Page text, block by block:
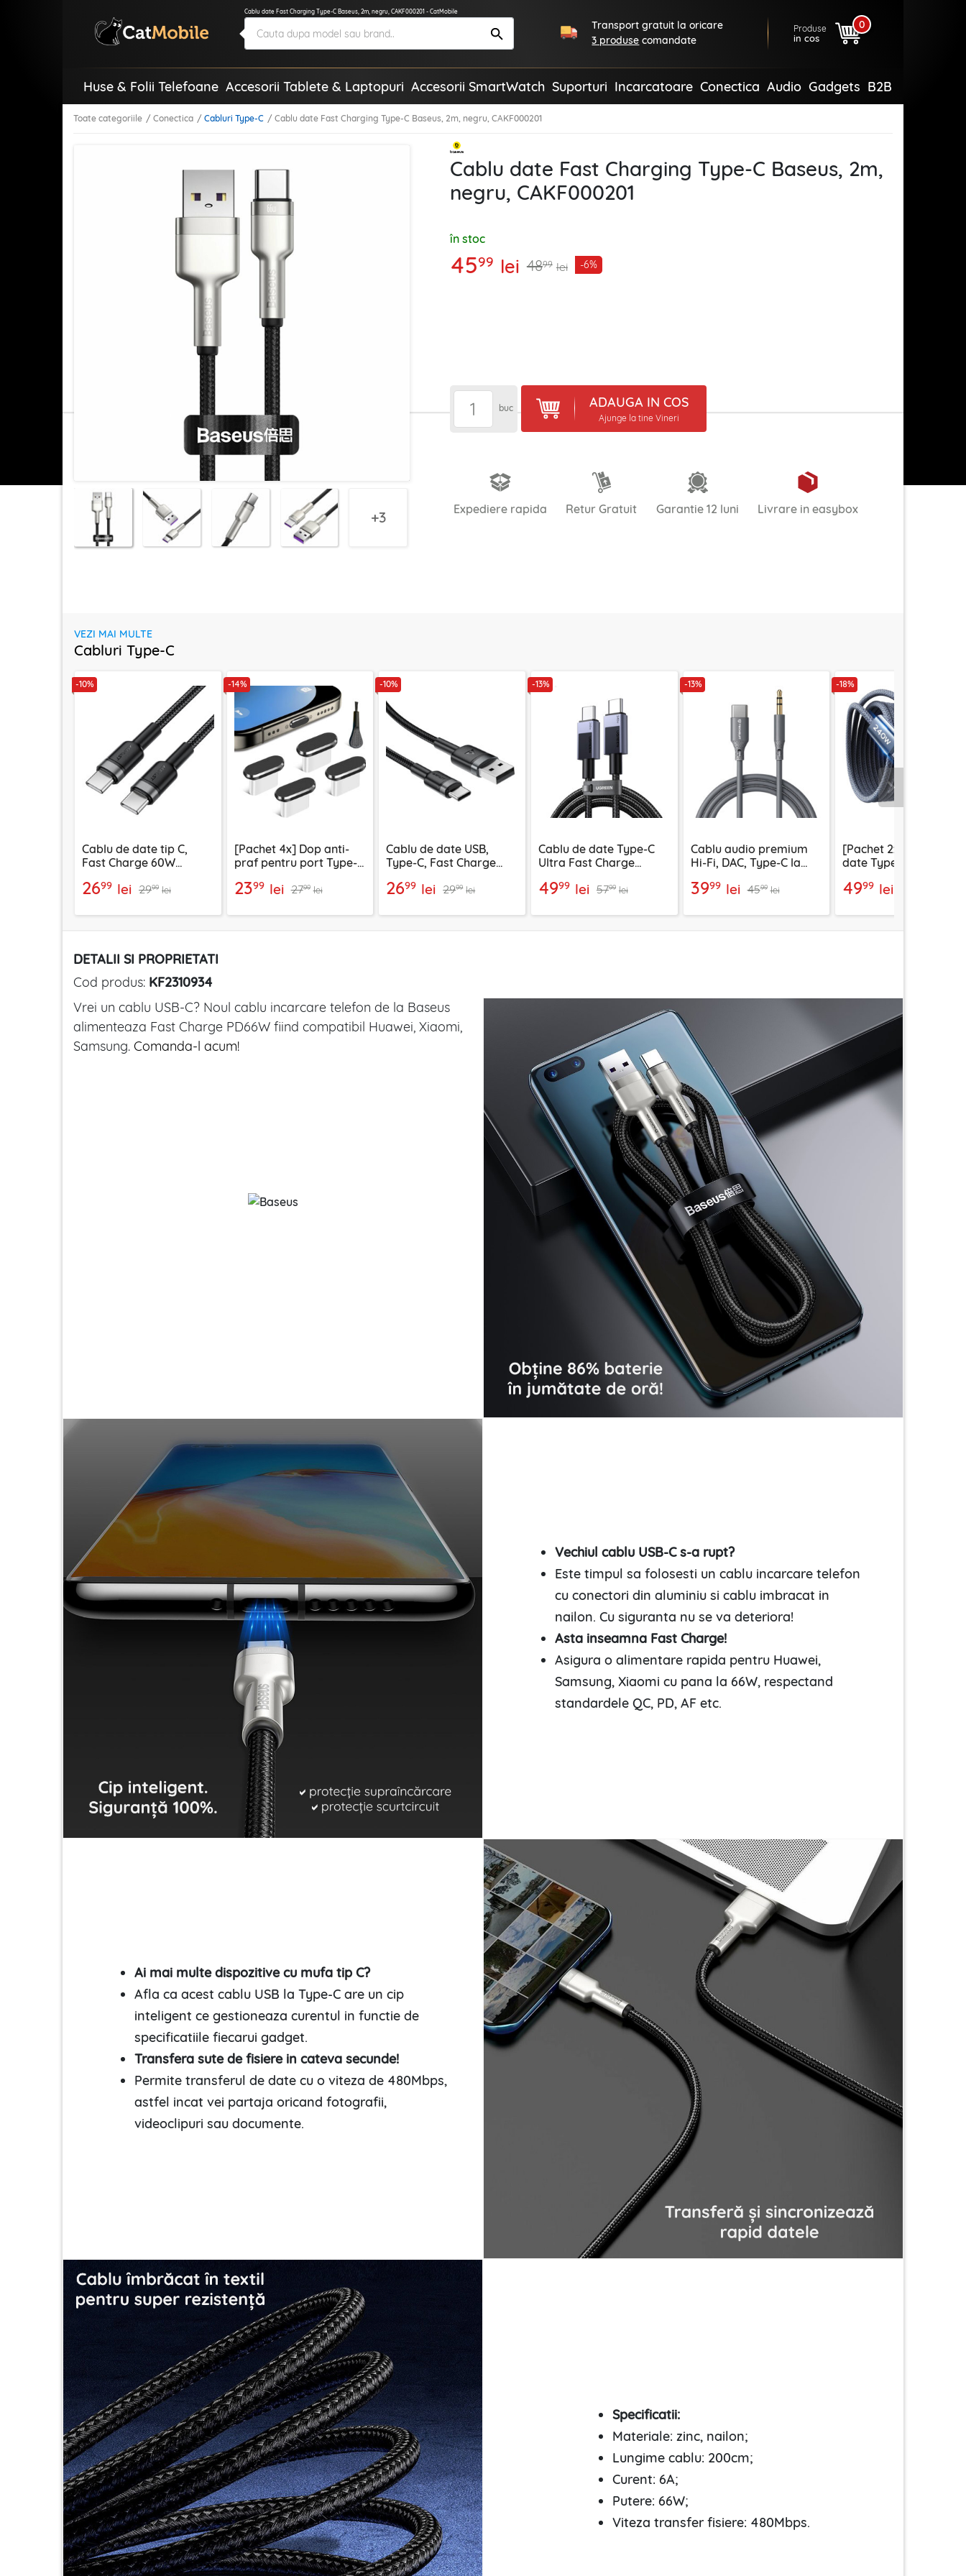
Cablu date Fast Charging Type-C Baseus, 2m, negru, CAKF000201 - CatMobile
Transport gratuit la oricare
3 produse comandate
Produse
in cos
0
Huse & Folii Telefoane Accesorii Tablete & Laptopuri Accesorii SmartWatch Suporturi Incarcatoare Conectica Audio Gadgets B2B
Toate categoriile Conectica Cabluri Type-C Cablu date Fast Charging Type-C Baseus, 2m, negru, CAKF000201
3
Cablu date Fast Charging Type-C Baseus, 2m,
negru, CAKF000201
în stoc
4599 lei 4899 lei -6%
buc ADAUGA IN COS
Ajunge la tine Vineri
Expediere rapida Retur Gratuit Garantie 12 luni Livrare in easybox
VEZI MAI MULTE
Cabluri Type-C
-10%
Cablu de date tip C,
Fast Charge 60W
2699 lei 2999 lei
-14%
[Pachet 4x] Dop anti-
praf pentru port Type-C
2399 lei 2799 lei
-10%
Cablu de date USB,
Type-C, Fast Charge
2699 lei 2999 lei
-13%
Cablu de date Type-C
Ultra Fast Charge
45068
4999 lei 5799 lei
-13%
Cablu audio premium
Hi-Fi, DAC, Type-C la
SoundFleX AC4, 1m
3999 lei 4599 lei
-18%
[Pachet 2x] Cablu de
date Type-C la Type-C
bleumarin
4999 lei
DETALII SI PROPRIETATI
Cod produs: KF2310934
Vrei un cablu USB-C? Noul cablu incarcare telefon de la Baseus
alimenteaza Fast Charge PD66W fiind compatibil Huawei, Xiaomi,
Samsung. Comanda-l acum!
Vechiul cablu USB-C s-a rupt?
Este timpul sa folosesti un cablu incarcare telefon
cu conectori din aluminiu si cablu imbracat in
nailon. Cu siguranta nu se va deteriora!
Asta inseamna Fast Charge!
Asigura o alimentare rapida pentru Huawei,
Samsung, Xiaomi cu pana la 66W, respectand
standardele QC, PD, AF etc.
Ai mai multe dispozitive cu mufa tip C?
Afla ca acest cablu USB la Type-C are un cip
inteligent ce gestioneaza curentul in functie de
specificatiile fiecarui gadget.
Transfera sute de fisiere in cateva secunde!
Permite transferul de date cu o viteza de 480Mbps,
astfel incat vei partaja oricand fotografii,
videoclipuri sau documente.
Specificatii:
Materiale: zinc, nailon;
Lungime cablu: 200cm;
Curent: 6A;
Putere: 66W;
Viteza transfer fisiere: 480Mbps.